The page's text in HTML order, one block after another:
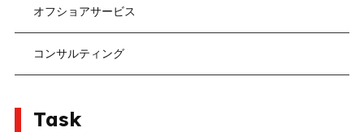
オフショアサービス
コンサルティング
Task